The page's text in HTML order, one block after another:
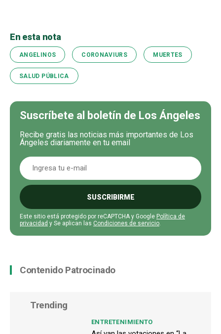
En esta nota
ANGELINOS CORONAVIURS MUERTES
SALUD PÚBLICA
Suscríbete al boletín de Los Ángeles
Recibe gratis las noticias más importantes de Los
Ángeles diariamente en tu email
SUSCRIBIRME
Este sitio está protegido por reCAPTCHA y Google Política de
privacidad y Se aplican las Condiciones de servicio.
Contenido Patrocinado
Trending
ENTRETENIMIENTO